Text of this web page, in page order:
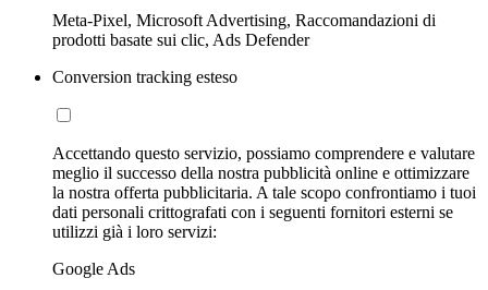
Meta-Pixel, Microsoft Advertising, Raccomandazioni di
prodotti basate sui clic, Ads Defender
Conversion tracking esteso
Accettando questo servizio, possiamo comprendere e valutare
meglio il successo della nostra pubblicità online e ottimizzare
la nostra offerta pubblicitaria. A tale scopo confrontiamo i tuoi
dati personali crittografati con i seguenti fornitori esterni se
utilizzi già i loro servizi:
Google Ads